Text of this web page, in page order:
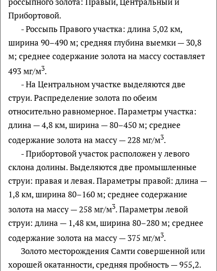
Прибортовой.
- Россыпь Правого участка: длина 5,02 км,
ширина 90–490 м; средняя глубина выемки — 30,8
м; среднее содержание золота на массу составляет
493 мг/м3.
- На Центральном участке выделяются две
струи. Распределение золота по обеим
относительно равномерное. Параметры участка:
длина — 4,8 км, ширина — 80–450 м; среднее
содержание золота на массу — 228 мг/м3.
- Прибортовой участок расположен у левого
склона долины. Выделяются две промышленные
струи: правая и левая. Параметры правой: длина —
1,8 км, ширина 80–160 м; среднее содержание
золота на массу — 258 мг/м3. Параметры левой
струи: длина — 1,48 км, ширина 80–280 м; среднее
содержание золота на массу — 375 мг/м3.
Золото месторождения Самти совершенной или
хорошей окатанности, средняя пробность — 955,2.